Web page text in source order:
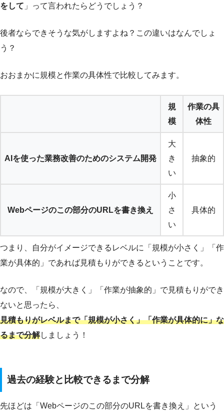
をして 」って言われたらどうでしょう？
後者ならできそうな気がしますよね？この違いはなんでしょ
う？
おおまかに規模と作業の具体性で比較してみます。
規
模
作業の具
体性
AIを使った業務改善のためのシステム開発
大
き
い
抽象的
Webページのこの部分のURLを書き換え
小
さ
い
具体的
つまり、自分がイメージできるレベルに「規模が小さく」「作
業が具体的」であれば見積もりができるということです。
なので、「規模が大きく」「作業が抽象的」で見積もりができ
ないと思ったら、
見積もりがレベルまで「規模が小さく」「作業が具体的に」な
るまで分解しましょう！
過去の経験と比較できるまで分解
先ほどは「Webページのこの部分のURLを書き換え」という